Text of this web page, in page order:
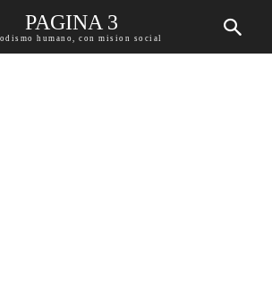
PAGINA 3
humano, con mision social